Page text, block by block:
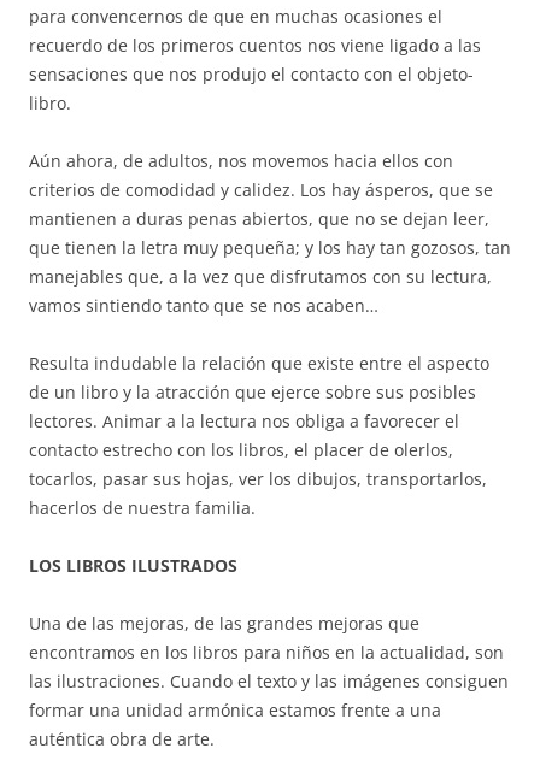
para convencernos de que en muchas ocasiones el
recuerdo de los primeros cuentos nos viene ligado a las
sensaciones que nos produjo el contacto con el objeto-
libro.
Aún ahora, de adultos, nos movemos hacia ellos con
criterios de comodidad y calidez. Los hay ásperos, que se
mantienen a duras penas abiertos, que no se dejan leer,
que tienen la letra muy pequeña; y los hay tan gozosos, tan
manejables que, a la vez que disfrutamos con su lectura,
vamos sintiendo tanto que se nos acaben…
Resulta indudable la relación que existe entre el aspecto
de un libro y la atracción que ejerce sobre sus posibles
lectores. Animar a la lectura nos obliga a favorecer el
contacto estrecho con los libros, el placer de olerlos,
tocarlos, pasar sus hojas, ver los dibujos, transportarlos,
hacerlos de nuestra familia.
LOS LIBROS ILUSTRADOS
Una de las mejoras, de las grandes mejoras que
encontramos en los libros para niños en la actualidad, son
las ilustraciones. Cuando el texto y las imágenes consiguen
formar una unidad armónica estamos frente a una
auténtica obra de arte.